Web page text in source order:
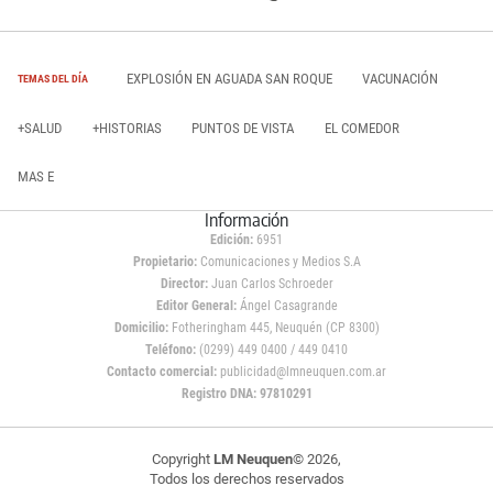
TEMAS DEL DÍA EXPLOSIÓN EN AGUADA SAN ROQUE VACUNACIÓN
+SALUD +HISTORIAS PUNTOS DE VISTA EL COMEDOR
MAS E
Información
Edición: 6951
Propietario:Comunicaciones y Medios S.A
Director: Juan Carlos Schroeder
Editor General:Ángel Casagrande
Domicilio:Fotheringham 445, Neuquén (CP 8300)
Teléfono: (0299) 449 0400 / 449 0410
Contacto comercial: publicidad@lmneuquen.com.ar
Registro DNA: 97810291
Copyright LM Neuquen© 2026,
Todos los derechos reservados